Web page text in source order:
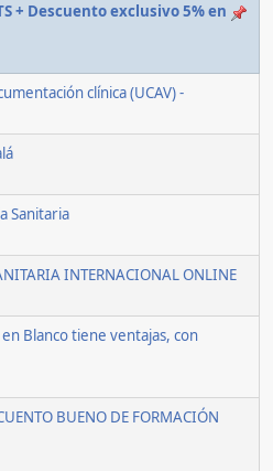
+ Descuento exclusivo 5% en
clínica (UCAV) -
Sanitaria
INTERNACIONAL ONLINE
Blanco tiene ventajas, con
BUENO DE FORMACIÓN